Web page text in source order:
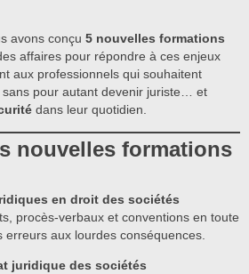
avons conçu 5 nouvelles formations
affaires pour répondre à ces enjeux
aux professionnels qui souhaitent
sans pour autant devenir juriste… et
dans leur quotidien.
nouvelles formations
en droit des sociétés
procès-verbaux et conventions en toute
aux lourdes conséquences.
juridique des sociétés